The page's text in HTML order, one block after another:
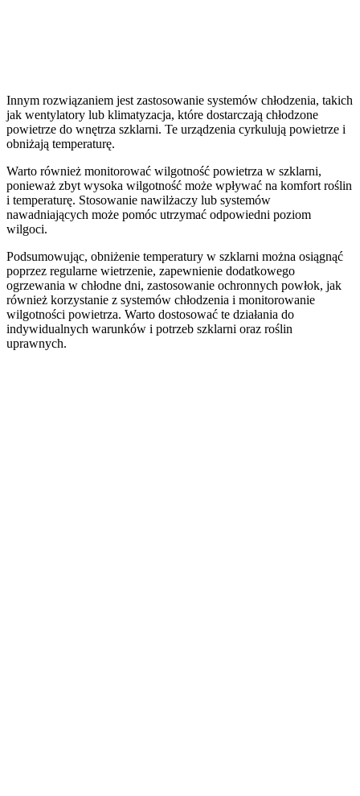
Innym rozwiązaniem jest zastosowanie systemów chłodzenia, takich
jak wentylatory lub klimatyzacja, które dostarczają chłodzone
powietrze do wnętrza szklarni. Te urządzenia cyrkulują powietrze i
obniżają temperaturę.
Warto również monitorować wilgotność powietrza w szklarni,
ponieważ zbyt wysoka wilgotność może wpływać na komfort roślin
i temperaturę. Stosowanie nawilżaczy lub systemów
nawadniających może pomóc utrzymać odpowiedni poziom
wilgoci.
Podsumowując, obniżenie temperatury w szklarni można osiągnąć
poprzez regularne wietrzenie, zapewnienie dodatkowego
ogrzewania w chłodne dni, zastosowanie ochronnych powłok, jak
również korzystanie z systemów chłodzenia i monitorowanie
wilgotności powietrza. Warto dostosować te działania do
indywidualnych warunków i potrzeb szklarni oraz roślin
uprawnych.